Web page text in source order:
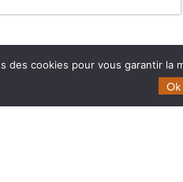
Domaines d’expertise
des cookies pour vous garantir
Ok